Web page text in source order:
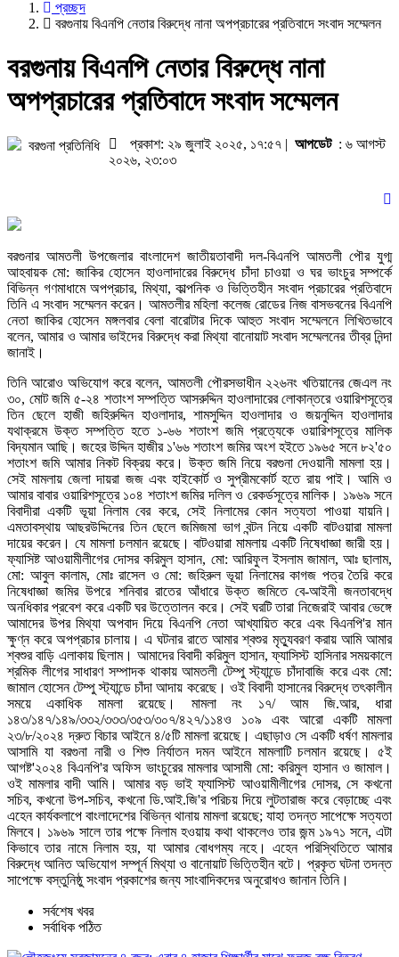
প্রচ্ছদ
বরগুনায় বিএনপি নেতার বিরুদ্ধে নানা অপপ্রচারের প্রতিবাদে সংবাদ সম্মেলন
বরগুনায় বিএনপি নেতার বিরুদ্ধে নানা
অপপ্রচারের প্রতিবাদে সংবাদ সম্মেলন
বরগুনা প্রতিনিধি প্রকাশ: ২৯ জুলাই ২০২৫, ১৭:৫৭ | আপডেট: ৬ আগস্ট
২০২৬, ২৩:০৩
বরগুনার আমতলী উপজেলার বাংলাদেশ জাতীয়তাবাদী দল-বিএনপি আমতলী পৌর যুগ্ম
আহবায়ক মো: জাকির হোসেন হাওলাদারের বিরুদ্ধে চাঁদা চাওয়া ও ঘর ভাংচুর সম্পর্কে
বিভিন্ন গণমাধামে অপপ্রচার, মিথ্যা, কাল্পনিক ও ভিত্তিহীন সংবাদ প্রচারের প্রতিবাদে
তিনি এ সংবাদ সম্মেলন করেন। আমতলীর মহিলা কলেজ রোডের নিজ বাসভবনের বিএনপি
নেতা জাকির হোসেন মঙ্গলবার বেলা বারোটার দিকে আহুত সংবাদ সম্মেলনে লিখিতভাবে
বলেন, আমার ও আমার ভাইদের বিরুদ্ধে করা মিথ্যা বানোয়াট সংবাদ সম্মেলনের তীব্র নিন্দা
জানাই।
তিনি আরোও অভিযোগ করে বলেন, আমতলী পৌরসভাধীন ২২৬নং খতিয়ানের জেএল নং
৩০, মোট জমি ৫-২৪ শতাংশ সম্পত্তি আসরুদ্দিন হাওলাদারের লোকান্তরে ওয়ারিশসূত্রে
তিন ছেলে হাজী জহিরুদ্দিন হাওলাদার, শামসুদ্দিন হাওলাদার ও জয়নুদ্দিন হাওলাদার
যথাক্রমে উক্ত সম্পত্তি হতে ১-৬৬ শতাংশ জমি প্রত্যেকে ওয়ারিশসূত্রে মালিক
বিদ্যমান আছি। জহের উদ্দিন হাজীর ১'৬৬ শতাংশ জমির অংশ হইতে ১৯৬৫ সনে ৮২'৫০
শতাংশ জমি আমার নিকট বিক্রয় করে। উক্ত জমি নিয়ে বরগুনা দেওয়ানী মামলা হয়।
সেই মামলায় জেলা দায়রা জজ এবং হাইকোর্ট ও সুপ্রীমকোর্ট হতে রায় পাই। আমি ও
আমার বাবার ওয়ারিশসূত্রে ১০৪ শতাংশ জমির দলিল ও রেকর্ডসূত্রে মালিক। ১৯৬৯ সনে
বিবাদীরা একটি ভূয়া নিলাম বের করে, সেই নিলামের কোন সত্যতা পাওয়া যায়নি।
এমতাবস্থায় আছরউদ্দিনের তিন ছেলে জমিজমা ভাগ বন্টন নিয়ে একটি বাটওয়ারা মামলা
দায়ের করেন। যে মামলা চলমান রয়েছে। বাটওয়ারা মামলায় একটি নিষেধাজ্ঞা জারী হয়।
ফ্যাসিষ্ট আওয়ামীলীগের দোসর করিমুল হাসান, মো: আরিফুল ইসলাম জামাল, আঃ ছালাম,
মো: আবুল কালাম, মোঃ রাসেল ও মো: জহিরুল ভূয়া নিলামের কাগজ পত্র তৈরি করে
নিষেধাজ্ঞা জমির উপরে শনিবার রাতের আঁধারে উক্ত জমিতে বে-আইনী জনতাবদ্ধে
অনধিকার প্রবেশ করে একটি ঘর উত্তোলন করে। সেই ঘরটি তারা নিজেরাই আবার ভেঙ্গে
আমাদের উপর মিথ্যা অপবাদ দিয়ে বিএনপি নেতা আখ্যায়িত করে এবং বিএনপি'র মান
ক্ষুণ্ন করে অপপ্রচার চালায়। এ ঘটনার রাতে আমার শ্বশুর মৃত্যুবরণ করায় আমি আমার
শ্বশুর বাড়ি এলাকায় ছিলাম। আমাদের বিবাদী করিমুল হাসান, ফ্যাসিস্ট হাসিনার সময়কালে
শ্রমিক লীগের সাধারণ সম্পাদক থাকায় আমতলী টেম্পু স্ট্যান্ডে চাঁদাবাজি করে এবং মো:
জামাল হোসেন টেম্পু স্ট্যান্ডে চাঁদা আদায় করেছে। ওই বিবাদী হাসানের বিরুদ্ধে তৎকালীন
সময়ে একাধিক মামলা রয়েছে। মামলা নং ১৭/ আম জি.আর, ধারা
১৪৩/১৪৭/১৪৯/৩৩২/৩৩৩/৩৫৩/৩০৭/৪২৭/১১৪ও ১০৯ এবং আরো একটি মামলা
২৩/৮/২০২৪ দ্রুত বিচার আইনে ৪/৫টি মামলা রয়েছে। এছাড়াও সে একটি ধর্ষণ মামলার
আসামি যা বরগুনা নারী ও শিশু নির্যাতন দমন আইনে মামলাটি চলমান রয়েছে। ৫ই
আগষ্ট'২০২৪ বিএনপি'র অফিস ভাংচুরের মামলার আসামী মো: করিমুল হাসান ও জামাল।
ওই মামলার বাদী আমি। আমার বড় ভাই ফ্যাসিস্ট আওয়ামীলীগের দোসর, সে কখনো
সচিব, কখনো উপ-সচিব, কখনো ডি.আই.জি'র পরিচয় দিয়ে লুটতারাজ করে বেড়াচ্ছে এবং
এহেন কার্যকলাপে বাংলাদেশের বিভিন্ন থানায় মামলা রয়েছে; যাহা তদন্ত সাপেক্ষে সত্যতা
মিলবে। ১৯৬৯ সালে তার পক্ষে নিলাম হওয়ায় কথা থাকলেও তার জন্ম ১৯৭১ সনে, এটা
কিভাবে তার নামে নিলাম হয়, যা আমার বোধগম্য নহে। এহেন পরিস্থিতিতে আমার
বিরুদ্ধে আনিত অভিযোগ সম্পূর্ন মিথ্যা ও বানোয়াট ভিত্তিহীন বটে। প্রকৃত ঘটনা তদন্ত
সাপেক্ষে বস্তুনিষ্ঠু সংবাদ প্রকাশের জন্য সাংবাদিকদের অনুরোধও জানান তিনি।
সর্বশেষ খবর
সর্বাধিক পঠিত